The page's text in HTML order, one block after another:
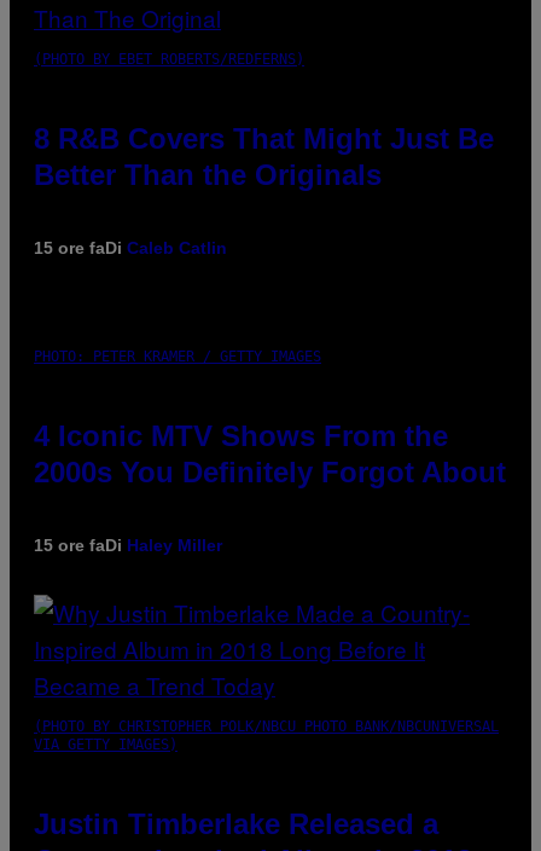
(PHOTO BY EBET ROBERTS/REDFERNS)
8 R&B Covers That Might Just Be
Better Than the Originals
15 ore faDi Caleb Catlin
PHOTO: PETER KRAMER / GETTY IMAGES
4 Iconic MTV Shows From the
2000s You Definitely Forgot About
15 ore faDi Haley Miller
(PHOTO BY CHRISTOPHER POLK/NBCU PHOTO BANK/NBCUNIVERSAL
VIA GETTY IMAGES)
Justin Timberlake Released a